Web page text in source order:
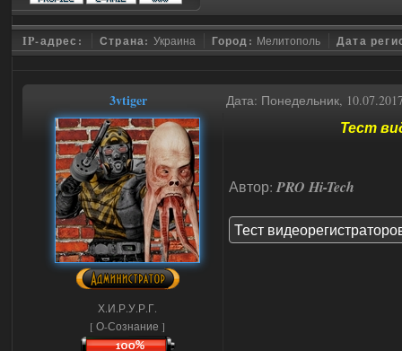
IP-адрес: Страна: Украина Город: Мелитополь Дата
3vtiger Дата: Понедельник,
Х.И.Р.У.Р.Г.
[ О-Сознание ]
Тест
Автор: PRO Hi-Tech
Тест